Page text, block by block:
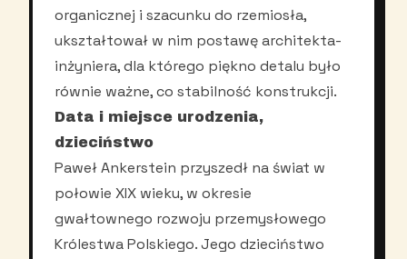
organicznej i szacunku do rzemiosła,
ukształtował w nim postawę architekta-
inżyniera, dla którego piękno detalu było
równie ważne, co stabilność konstrukcji.
Data i miejsce urodzenia,
dzieciństwo
Paweł Ankerstein przyszedł na świat w
połowie XIX wieku, w okresie
gwałtownego rozwoju przemysłowego
Królestwa Polskiego. Jego dzieciństwo